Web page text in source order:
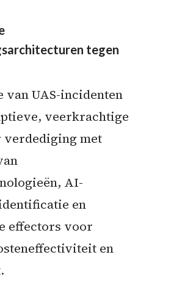
tegen
van UAS-incidenten
veerkrachtige
met
AI-
en
effectors voor
en